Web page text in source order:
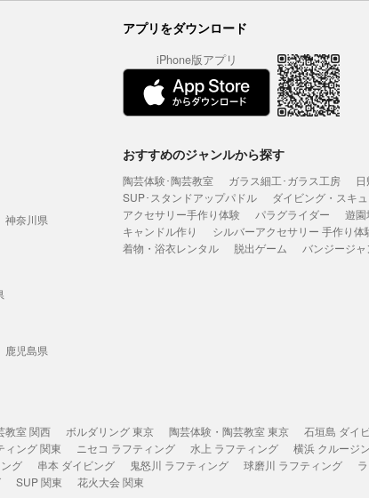
アプリをダウンロード
iPhone版アプリ
神奈川県
鹿児島県
おすすめのジャンルから探す
陶芸体験･陶芸教室 ガラス細工･ガラス工房
SUP･スタンドアップパドル
ダイビング・スキ
アクセサリー手作り体験
パラグライダー 遊園
キャンドル作り
シルバーアクセサリー 手作り体
着物・浴衣レンタル
脱出ゲーム バンジージ
教室 関西 ボルダリング 東京 陶芸体験・陶芸教室 東京 石垣島 ダイ
ィング 関東 ニセコ ラフティング 水上 ラフティング 横浜 クルージ
グ 串本 ダイビング 鬼怒川 ラフティング 球磨川 ラフティング
SUP 関東 花火大会 関東